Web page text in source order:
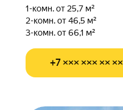
1-комн. от 25,7 м²
2-комн. от 46,5 м²
3-комн. от 66,1 м²
+7 ××× ××× ×× ××